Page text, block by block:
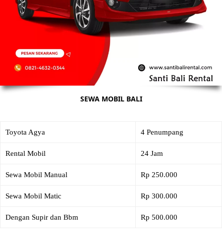
SEWA MOBIL BALI
Toyota Agya 4 Penumpang
Rental Mobil 24 Jam
Sewa Mobil Manual Rp 250.000
Sewa Mobil Matic Rp 300.000
Dengan Supir dan Bbm Rp 500.000